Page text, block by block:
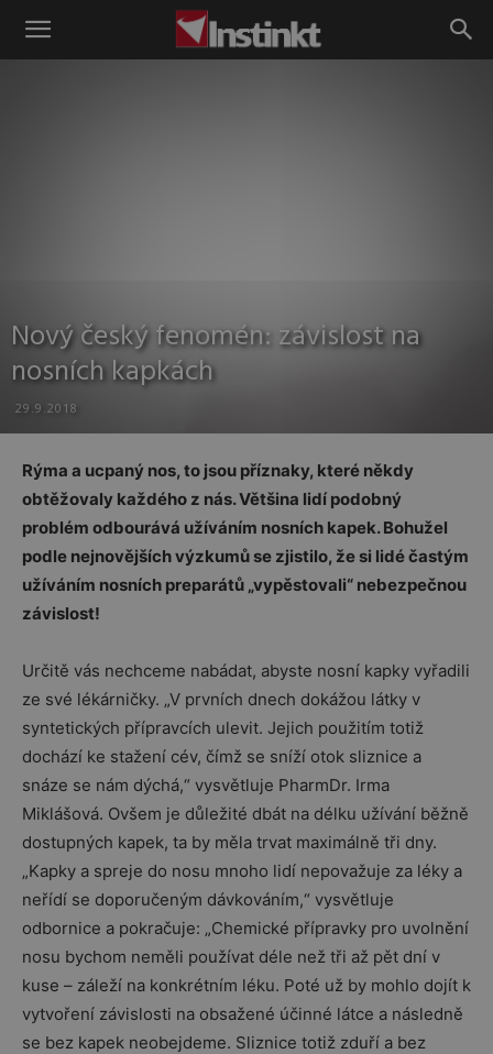
Instinkt
Nový český fenomén: závislost na
nosních kapkách
29.9.2018
Rýma a ucpaný nos, to jsou příznaky, které někdy
obtěžovaly každého z nás. Většina lidí podobný
problém odbourává užíváním nosních kapek. Bohužel
podle nejnovějších výzkumů se zjistilo, že si lidé častým
užíváním nosních preparátů „vypěstovali“ nebezpečnou
závislost!
Určitě vás nechceme nabádat, abyste nosní kapky vyřadili
ze své lékárničky. „V prvních dnech dokážou látky v
syntetických přípravcích ulevit. Jejich použitím totiž
dochází ke stažení cév, čímž se sníží otok sliznice a
snáze se nám dýchá,“ vysvětluje PharmDr. Irma
Miklášová. Ovšem je důležité dbát na délku užívání běžně
dostupných kapek, ta by měla trvat maximálně tři dny.
„Kapky a spreje do nosu mnoho lidí nepovažuje za léky a
neřídí se doporučeným dávkováním,“ vysvětluje
odbornice a pokračuje: „Chemické přípravky pro uvolnění
nosu bychom neměli používat déle než tři až pět dní v
kuse – záleží na konkrétním léku. Poté už by mohlo dojít k
vytvoření závislosti na obsažené účinné látce a následně
se bez kapek neobejdeme. Sliznice totiž zduří a bez